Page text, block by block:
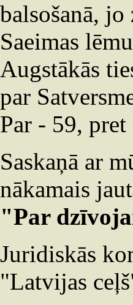
balsošanā,
Saeimas
Augstākās
par
Par - 59,
Saskaņā ar
nākamais
"Par
Juridiskās
"Latvijas